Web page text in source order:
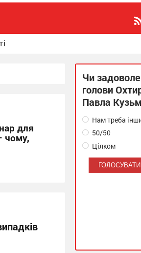
для
чому,
Чи
голови
Павла
Нам треба
50/50
Цілком